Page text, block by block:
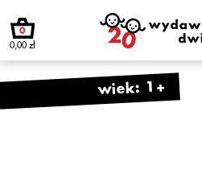
0
0,00 zł
wiek: 1+